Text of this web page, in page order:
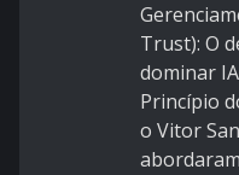
Trust): O
dominar
Princípio
o Vitor